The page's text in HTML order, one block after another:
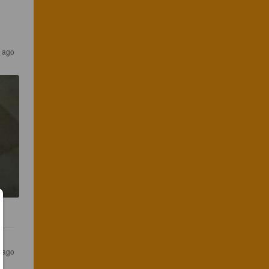
ago